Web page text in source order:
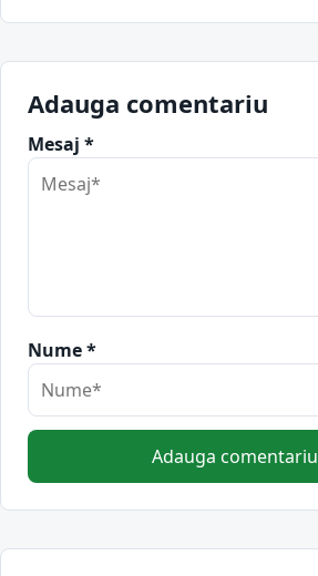
Adauga comentariu
Mesaj *
Nume *
Adauga comentariu